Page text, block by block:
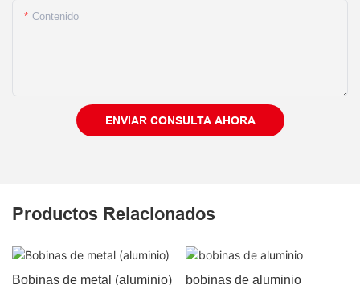
Contenido
ENVIAR CONSULTA AHORA
Productos Relacionados
Bobinas de metal (aluminio) bobinas de aluminio